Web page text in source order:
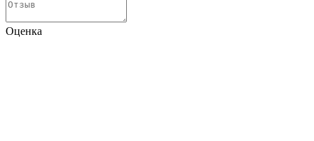
Оценка